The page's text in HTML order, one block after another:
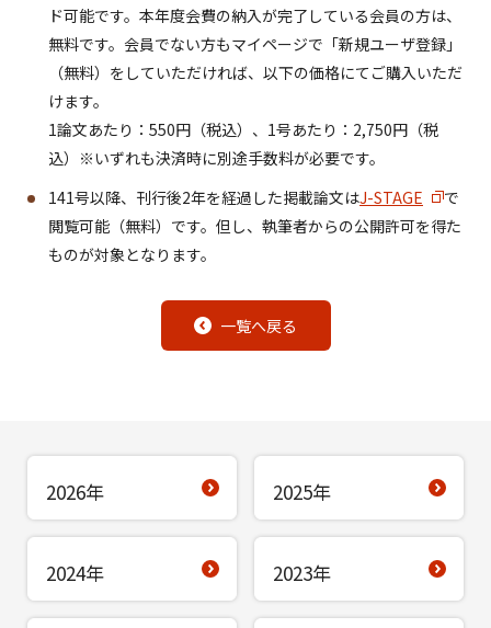
ド可能です。本年度会費の納入が完了している会員の方は、
無料です。会員でない方もマイページで「新規ユーザ登録」
（無料）をしていただければ、以下の価格にてご購入いただ
けます。
1論文あたり：550円（税込）、1号あたり：2,750円（税
込）※いずれも決済時に別途手数料が必要です。
141号以降、刊行後2年を経過した掲載論文はJ-STAGE
で
閲覧可能（無料）です。但し、執筆者からの公開許可を得た
ものが対象となります。
一覧へ戻る
2026年 2025年
2024年 2023年